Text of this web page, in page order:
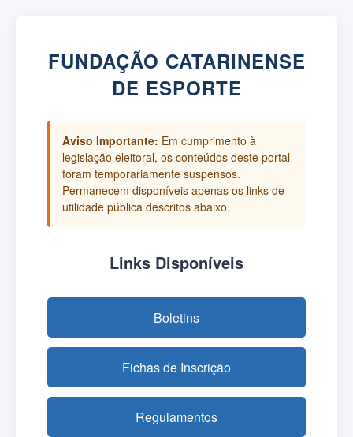
FUNDAÇÃO CATARINENSE
DE ESPORTE
Aviso Importante: Em cumprimento à
legislação eleitoral, os conteúdos deste portal
foram temporariamente suspensos.
Permanecem disponíveis apenas os links de
utilidade pública descritos abaixo.
Links Disponíveis
Boletins
Fichas de Inscrição
Regulamentos